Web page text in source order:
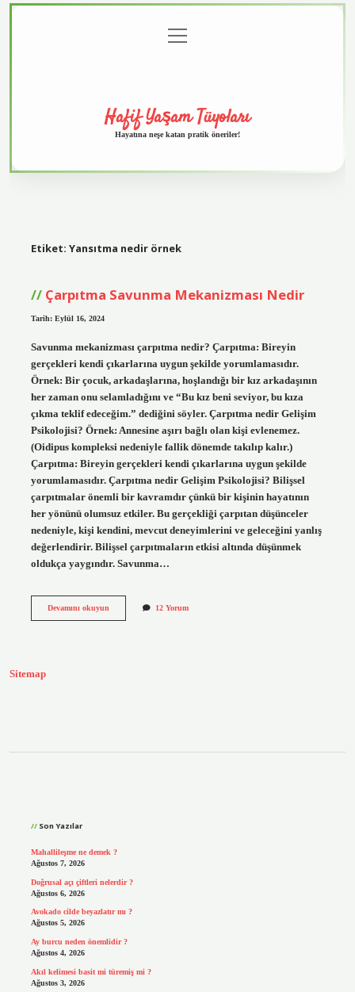
menüyü
aç
Hafif Yaşam Tüyoları
Hayatına neşe katan pratik öneriler!
Etiket: Yansıtma nedir örnek
Çarpıtma Savunma Mekanizması Nedir
Tarih: Eylül 16, 2024
Savunma mekanizması çarpıtma nedir? Çarpıtma: Bireyin
gerçekleri kendi çıkarlarına uygun şekilde yorumlamasıdır.
Örnek: Bir çocuk, arkadaşlarına, hoşlandığı bir kız arkadaşının
her zaman onu selamladığını ve “Bu kız beni seviyor, bu kıza
çıkma teklif edeceğim.” dediğini söyler. Çarpıtma nedir Gelişim
Psikolojisi? Örnek: Annesine aşırı bağlı olan kişi evlenemez.
(Oidipus kompleksi nedeniyle fallik dönemde takılıp kalır.)
Çarpıtma: Bireyin gerçekleri kendi çıkarlarına uygun şekilde
yorumlamasıdır. Çarpıtma nedir Gelişim Psikolojisi? Bilişsel
çarpıtmalar önemli bir kavramdır çünkü bir kişinin hayatının
her yönünü olumsuz etkiler. Bu gerçekliği çarpıtan düşünceler
nedeniyle, kişi kendini, mevcut deneyimlerini ve geleceğini yanlış
değerlendirir. Bilişsel çarpıtmaların etkisi altında düşünmek
oldukça yaygındır. Savunma…
Devamını okuyunÇarpıtma
12 Yorum
Sitemap
Son Yazılar
Mahallileşme ne demek ?
Ağustos 7, 2026
Doğrusal açı çiftleri nelerdir ?
Ağustos 6, 2026
Avokado cilde beyazlatır mı ?
Ağustos 5, 2026
Ay burcu neden önemlidir ?
Ağustos 4, 2026
Akıl kelimesi basit mi türemiş mi ?
Ağustos 3, 2026